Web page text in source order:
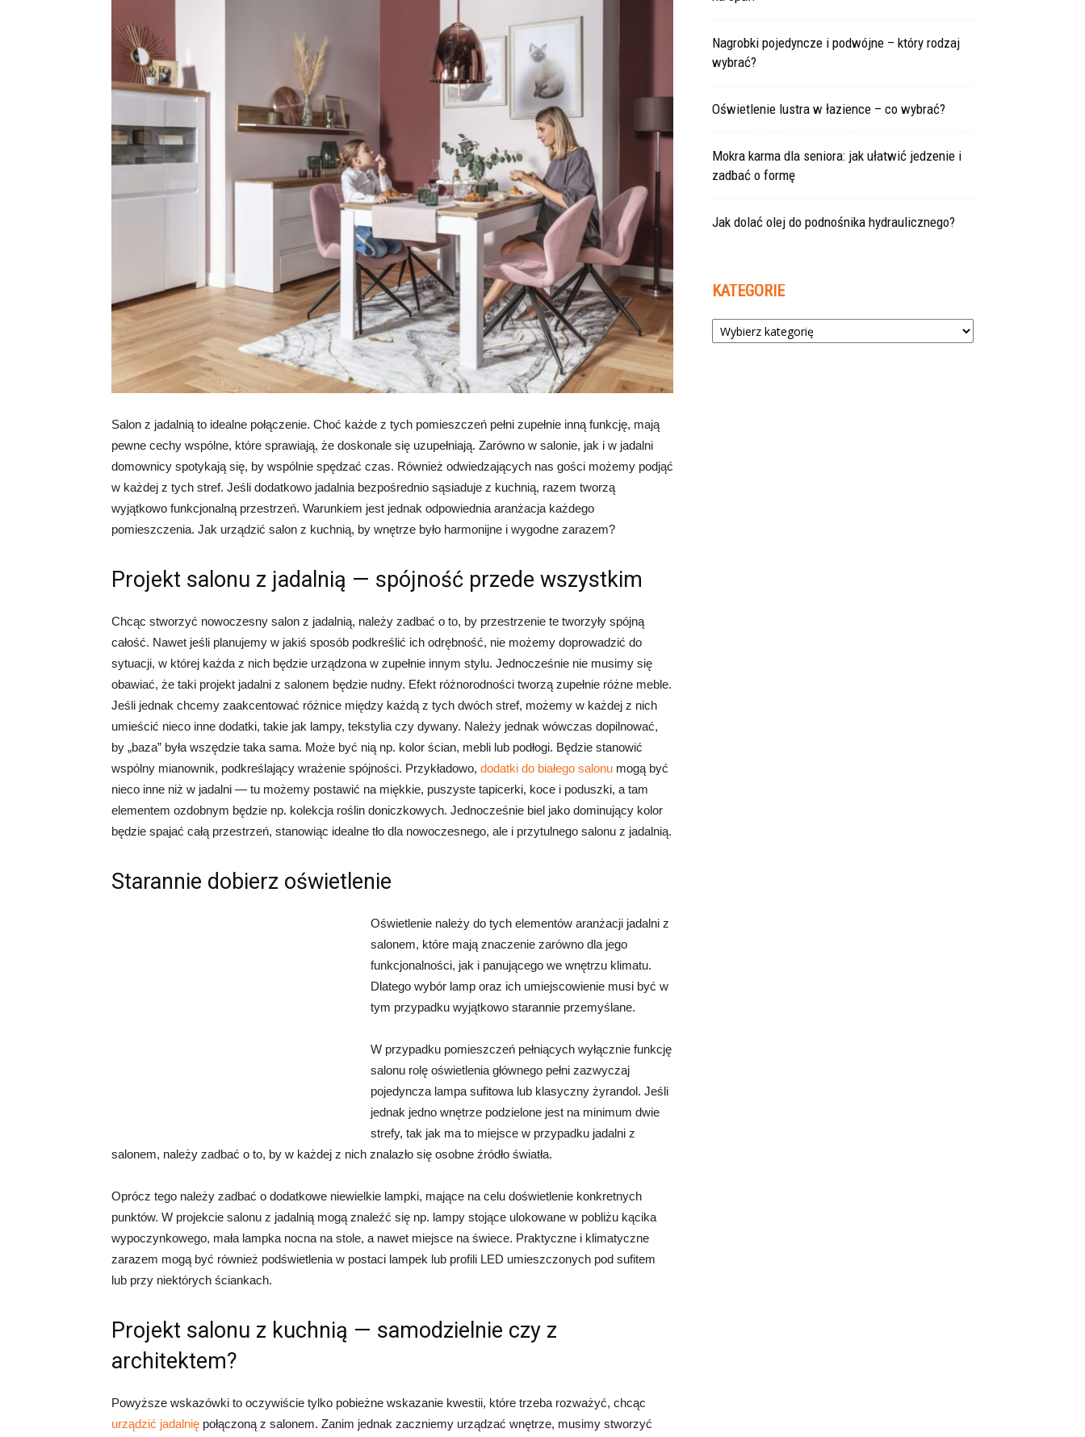
Salon z jadalnią to idealne połączenie. Choć każde z tych pomieszczeń pełni zupełnie inną funkcję, mają
pewne cechy wspólne, które sprawiają, że doskonale się uzupełniają. Zarówno w salonie, jak i w jadalni
domownicy spotykają się, by wspólnie spędzać czas. Również odwiedzających nas gości możemy podjąć
w każdej z tych stref. Jeśli dodatkowo jadalnia bezpośrednio sąsiaduje z kuchnią, razem tworzą
wyjątkowo funkcjonalną przestrzeń. Warunkiem jest jednak odpowiednia aranżacja każdego
pomieszczenia. Jak urządzić salon z kuchnią, by wnętrze było harmonijne i wygodne zarazem?
Projekt salonu z jadalnią — spójność przede wszystkim
Chcąc stworzyć nowoczesny salon z jadalnią, należy zadbać o to, by przestrzenie te tworzyły spójną
całość. Nawet jeśli planujemy w jakiś sposób podkreślić ich odrębność, nie możemy doprowadzić do
sytuacji, w której każda z nich będzie urządzona w zupełnie innym stylu. Jednocześnie nie musimy się
obawiać, że taki projekt jadalni z salonem będzie nudny. Efekt różnorodności tworzą zupełnie różne meble.
Jeśli jednak chcemy zaakcentować różnice między każdą z tych dwóch stref, możemy w każdej z nich
umieścić nieco inne dodatki, takie jak lampy, tekstylia czy dywany. Należy jednak wówczas dopilnować,
by „baza” była wszędzie taka sama. Może być nią np. kolor ścian, mebli lub podłogi. Będzie stanowić
wspólny mianownik, podkreślający wrażenie spójności. Przykładowo, dodatki do białego salonu mogą być
nieco inne niż w jadalni — tu możemy postawić na miękkie, puszyste tapicerki, koce i poduszki, a tam
elementem ozdobnym będzie np. kolekcja roślin doniczkowych. Jednocześnie biel jako dominujący kolor
będzie spajać całą przestrzeń, stanowiąc idealne tło dla nowoczesnego, ale i przytulnego salonu z jadalnią.
Starannie dobierz oświetlenie
Oświetlenie należy do tych elementów aranżacji jadalni z
salonem, które mają znaczenie zarówno dla jego
funkcjonalności, jak i panującego we wnętrzu klimatu.
Dlatego wybór lamp oraz ich umiejscowienie musi być w
tym przypadku wyjątkowo starannie przemyślane.
W przypadku pomieszczeń pełniących wyłącznie funkcję
salonu rolę oświetlenia głównego pełni zazwyczaj
pojedyncza lampa sufitowa lub klasyczny żyrandol. Jeśli
jednak jedno wnętrze podzielone jest na minimum dwie
strefy, tak jak ma to miejsce w przypadku jadalni z
salonem, należy zadbać o to, by w każdej z nich znalazło się osobne źródło światła.
Oprócz tego należy zadbać o dodatkowe niewielkie lampki, mające na celu doświetlenie konkretnych
punktów. W projekcie salonu z jadalnią mogą znaleźć się np. lampy stojące ulokowane w pobliżu kącika
wypoczynkowego, mała lampka nocna na stole, a nawet miejsce na świece. Praktyczne i klimatyczne
zarazem mogą być również podświetlenia w postaci lampek lub profili LED umieszczonych pod sufitem
lub przy niektórych ściankach.
Projekt salonu z kuchnią — samodzielnie czy z
architektem?
Powyższe wskazówki to oczywiście tylko pobieżne wskazanie kwestii, które trzeba rozważyć, chcąc
urządzić jadalnię połączoną z salonem. Zanim jednak zaczniemy urządzać wnętrze, musimy stworzyć
Nagrobki pojedyncze i podwójne – który rodzaj
wybrać?
Oświetlenie lustra w łazience – co wybrać?
Mokra karma dla seniora: jak ułatwić jedzenie i
zadbać o formę
Jak dolać olej do podnośnika hydraulicznego?
KATEGORIE
Kategorie